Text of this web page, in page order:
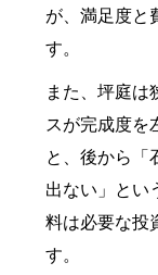
が、満足度と
す。
また、坪庭は
スが完成度を
と、後から「
出ない」とい
料は必要な投
す。